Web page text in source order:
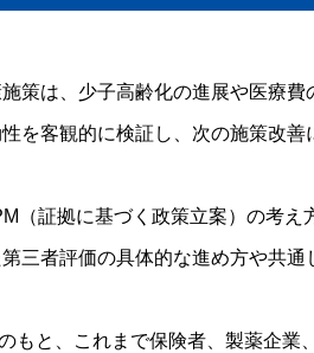
策は、少子高齢化の進展や医療費
を客観的に検証し、次の施策改善
（証拠に基づく政策立案）の考え
三者評価の具体的な進め方や共
もと、これまで保険者、製薬企業